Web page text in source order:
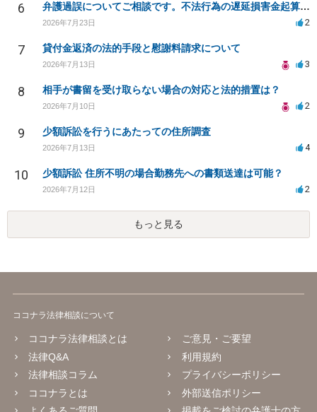
6 弁護過誤についてご相談です。不法行為の遅延損害金起算日について。
2026年7月23日 2
7 貸付金返済の法的手段と慰謝料請求について
2026年7月13日 3
8 相手が書留を受け取らない場合の対応と法的措置は？
2026年7月10日 2
9 少額訴訟を行うにあたっての住所調査
2026年7月13日 4
10 少額訴訟 住所不明の場合勤務先への書類送達は可能？
2026年7月12日 2
もっと見る
ココナラ法律相談について
ココナラ法律相談とは
法律Q&A
法律相談コラム
ココナラとは
ご意見・ご要望
利用規約
プライバシーポリシー
外部送信ポリシー